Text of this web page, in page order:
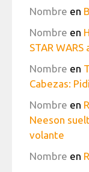
Nombre en
Nombre en
STAR
Nombre en
Cabezas:
Nombre en
Neeson
volante
Nombre en